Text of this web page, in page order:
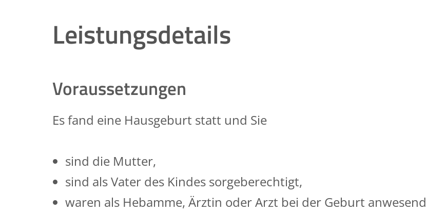
Leistungsdetails
Voraussetzungen
Es fand eine Hausgeburt statt und Sie
sind die Mutter,
sind als Vater des Kindes sorgeberechtigt,
waren als Hebamme, Ärztin oder Arzt bei der Geburt anwesend